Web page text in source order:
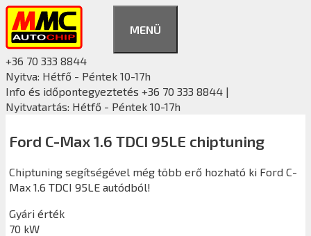
Kilépés
tartalomba
MENÜ
+36 70 333 8844
Nyitva: Hétfő - Péntek 10-17h
Info és időpontegyeztetés +36 70 333 8844 |
Nyitvatartás: Hétfő - Péntek 10-17h
Ford C-Max 1.6 TDCI 95LE chiptuning
Chiptuning segítségével még több erő hozható ki Ford C-
Max 1.6 TDCI 95LE autódból!
Gyári érték
70 kW